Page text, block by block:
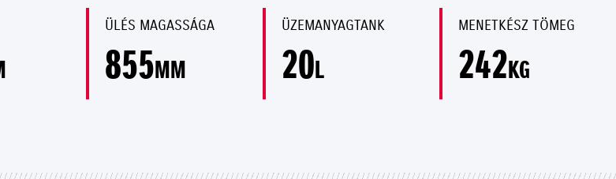
ÜLÉS MAGASSÁGA
855MM
ÜZEMANYAGTANK
20L
MENETKÉSZ TÖMEG
242KG